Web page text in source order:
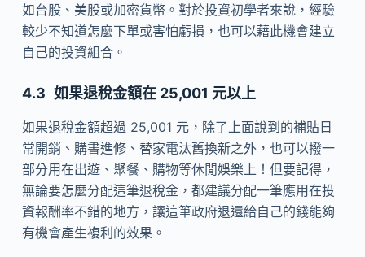
如台股、美股或加密貨幣。對於投資初學者來說，經驗
較少不知道怎麼下單或害怕虧損，也可以藉此機會建立
自己的投資組合。
如果退稅金額在 25,001 元以上
如果退稅金額超過 25,001 元，除了上面說到的補貼日
常開銷、購書進修、替家電汰舊換新之外，也可以撥一
部分用在出遊、聚餐、購物等休閒娛樂上！但要記得，
無論要怎麼分配這筆退稅金，都建議分配一筆應用在投
資報酬率不錯的地方，讓這筆政府退還給自己的錢能夠
有機會產生複利的效果。